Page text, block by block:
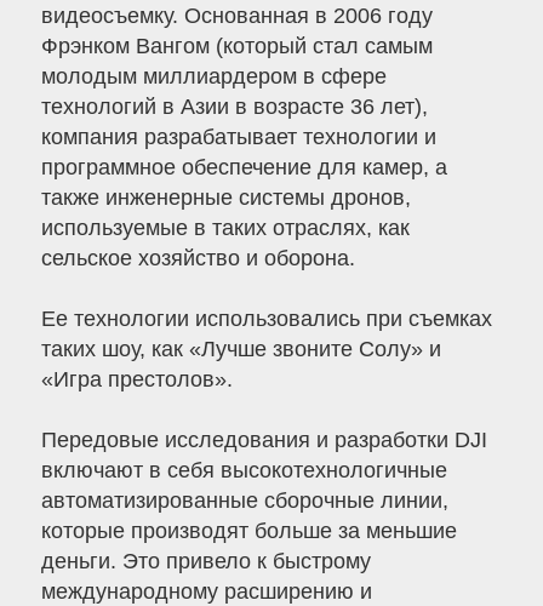
видеосъемку. Основанная в 2006 году
Фрэнком Вангом (который стал самым
молодым миллиардером в сфере
технологий в Азии в возрасте 36 лет),
компания разрабатывает технологии и
программное обеспечение для камер, а
также инженерные системы дронов,
используемые в таких отраслях, как
сельское хозяйство и оборона.
Ее технологии использовались при съемках
таких шоу, как «Лучше звоните Солу» и
«Игра престолов».
Передовые исследования и разработки DJI
включают в себя высокотехнологичные
автоматизированные сборочные линии,
которые производят больше за меньшие
деньги. Это привело к быстрому
международному расширению и